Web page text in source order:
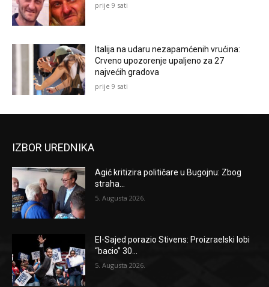
prije 9 sati
Italija na udaru nezapamćenih vrućina:
Crveno upozorenje upaljeno za 27
najvećih gradova
prije 9 sati
IZBOR UREDNIKA
Agić kritizira političare u Bugojnu: Zbog
straha...
5. Augusta 2026.
El-Sajed porazio Stivens: Proizraelski lobi
“bacio” 30...
5. Augusta 2026.